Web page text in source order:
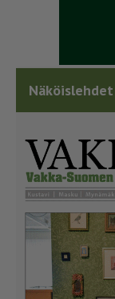
Näköislehdet